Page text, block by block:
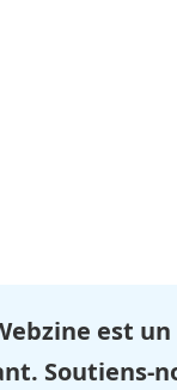
est
Soutiens-